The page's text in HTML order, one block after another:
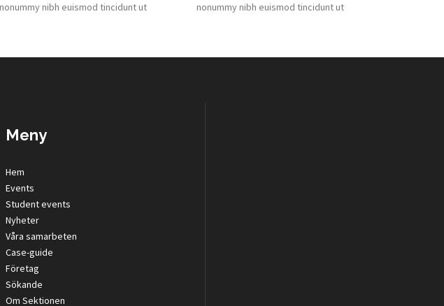
nonummy nibh euismod tincidunt ut
nonummy nibh euismod tincidunt ut
Meny
Hem
Events
Student events
Nyheter
Våra samarbeten
Case-guide
Företag
Sökande
Om Sektionen